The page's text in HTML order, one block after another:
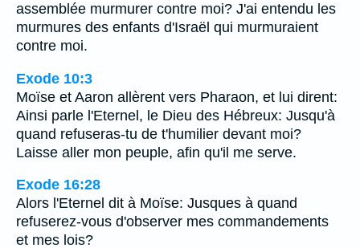
assemblée murmurer contre moi? J'ai entendu les
murmures des enfants d'Israël qui murmuraient
contre moi.
Exode 10:3
Moïse et Aaron allèrent vers Pharaon, et lui dirent:
Ainsi parle l'Eternel, le Dieu des Hébreux: Jusqu'à
quand refuseras-tu de t'humilier devant moi?
Laisse aller mon peuple, afin qu'il me serve.
Exode 16:28
Alors l'Eternel dit à Moïse: Jusques à quand
refuserez-vous d'observer mes commandements
et mes lois?